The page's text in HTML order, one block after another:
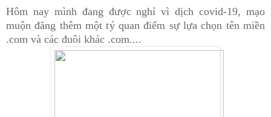
Hôm nay mình đang đượcnghỉ vì dịch covid-19, mạo
muộn đăng thêm một tý quan điểm sự lựa chọn tên miền
.com và các đuôi khác .com....